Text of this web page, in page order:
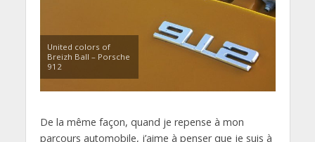
United colors of
Breizh Ball – Porsche
912
De la même façon, quand je repense à mon
parcours automobile, j’aime à penser que je suis à